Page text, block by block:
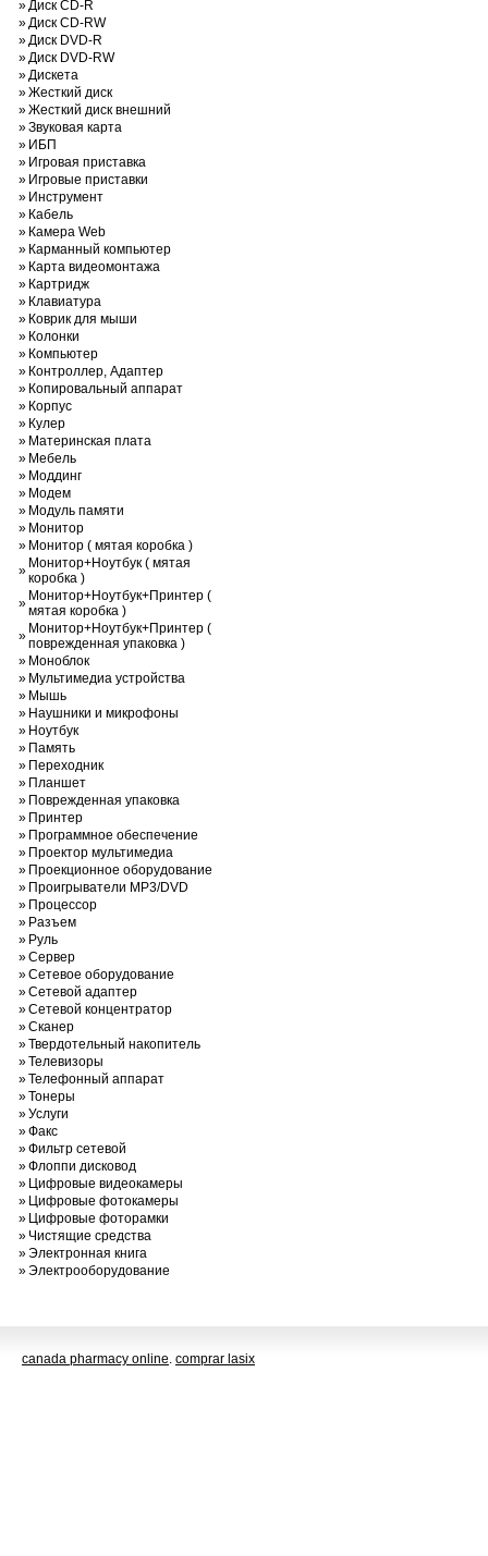
»Диск CD-R
»Диск CD-RW
»Диск DVD-R
»Диск DVD-RW
»Дискета
»Жесткий диск
»Жесткий диск внешний
»Звуковая карта
» ИБП
» Игровая приставка
» Игровые приставки
» Инструмент
» Кабель
» Камера Web
» Карманный компьютер
» Карта видеомонтажа
» Картридж
» Клавиатура
» Коврик для мыши
» Колонки
» Компьютер
» Контроллер, Адаптер
» Копировальный аппарат
» Корпус
» Кулер
» Материнская плата
» Мебель
» Моддинг
» Модем
» Модуль памяти
» Монитор
» Монитор ( мятая коробка )
» Монитор+Ноутбук ( мятая
коробка )
» Монитор+Ноутбук+Принтер (
мятая коробка )
» Монитор+Ноутбук+Принтер (
поврежденная упаковка )
» Моноблок
» Мультимедиа устройства
» Мышь
» Наушники и микрофоны
» Ноутбук
» Память
» Переходник
» Планшет
» Поврежденная упаковка
» Принтер
» Программное обеспечение
» Проектор мультимедиа
» Проекционное оборудование
» Проигрыватели MP3/DVD
» Процессор
» Разъем
» Руль
»Сервер
»Сетевое оборудование
»Сетевой адаптер
»Сетевой концентратор
»Сканер
»Твердотельный накопитель
»Телевизоры
»Телефонный аппарат
»Тонеры
»Услуги
»Факс
»Фильтр сетевой
»Флоппи дисковод
» Цифровые видеокамеры
» Цифровые фотокамеры
» Цифровые фоторамки
» Чистящие средства
»Электронная книга
»Электрооборудование
canada pharmacy online. comprar lasix